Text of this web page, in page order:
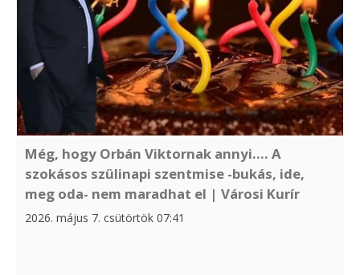
Még, hogy Orbán Viktornak annyi…. A
szokásos szülinapi szentmise -bukás, ide,
meg oda- nem maradhat el | Városi Kurír
2026. május 7. csütörtök 07:41